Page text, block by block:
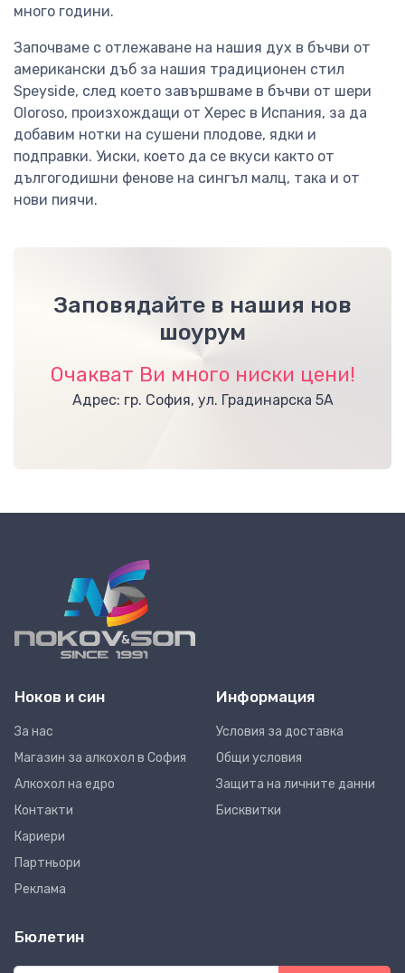
много години.
Започваме с отлежаване на нашия дух в бъчви от
американски дъб за нашия традиционен стил
Speyside, след което завършваме в бъчви от шери
Oloroso, произхождащи от Херес в Испания, за да
добавим нотки на сушени плодове, ядки и
подправки. Уиски, което да се вкуси както от
дългогодишни фенове на сингъл малц, така и от
нови пиячи.
Заповядайте в нашия нов
шоурум
Очакват Ви много ниски цени!
Адрес: гр. София, ул. Градинарска 5А
Ноков и син
За нас
Магазин за алкохол в София
Алкохол на едро
Контакти
Кариери
Партньори
Реклама
Информация
Условия за доставка
Общи условия
Защита на личните данни
Бисквитки
Бюлетин